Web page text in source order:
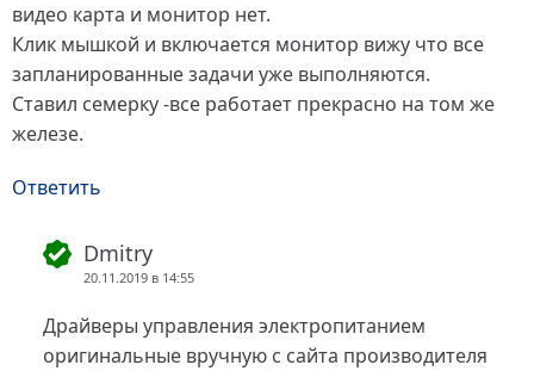
видео карта и монитор нет.
Клик мышкой и включается монитор вижу что все
запланированные задачи уже выполняются.
Ставил семерку -все работает прекрасно на том же
железе.
Ответить
Dmitry
20.11.2019 в 14:55
Драйверы управления электропитанием
оригинальные вручную с сайта производителя